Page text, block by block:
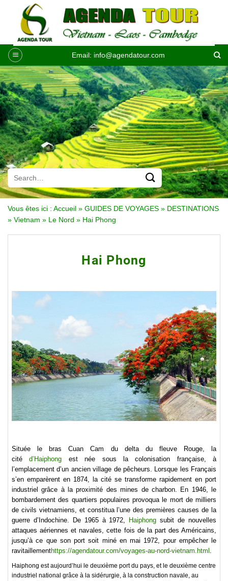
contenu
Email: info@agendatour.com
Vous êtes ici : Accueil » GUIDES DE VOYAGES » DESTINATIONS
» Vietnam » Le Nord » Hai Phong
Hai Phong
Située le bras Cuan Cam du delta du fleuve Rouge, la
cité d’Haiphong est née sous la colonisation française, à
l’emplacement d’un ancien village de pêcheurs. Lorsque les Français
s’en emparèrent en 1874, la cité se transforme rapidement en port
industriel grâce à la proximité des mines de charbon. En 1946, le
bombardement des quartiers populaires provoqua le mort de milliers
de civils vietnamiens, et constitua l’une des premières causes de la
guerre d’Indochine. De 1965 à 1972,
Haiphongsubit de nouvelles
attaques aériennes et navales, cette fois de la part des Américains,
jusqu’à ce que son port soit miné en mai 1972, pour empêcher le
ravitaillementhttps://agendatour.com/voyages-au-nord-vietnam.html .
Haiphong est aujourd’hui le deuxième port du pays, et le deuxième centre
industriel national grâce à la sidérurgie, à la construction navale, au